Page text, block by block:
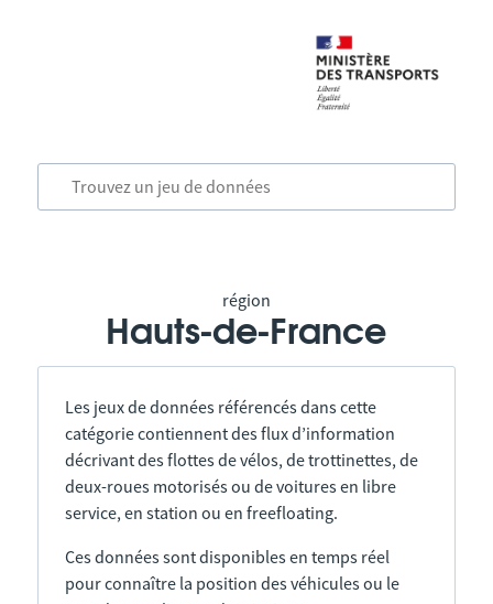
région
Hauts-de-France
Les jeux de données référencés dans cette
catégorie contiennent des flux d’information
décrivant des flottes de vélos, de trottinettes, de
deux-roues motorisés ou de voitures en libre
service, en station ou en freefloating.
Ces données sont disponibles en temps réel
pour connaître la position des véhicules ou le